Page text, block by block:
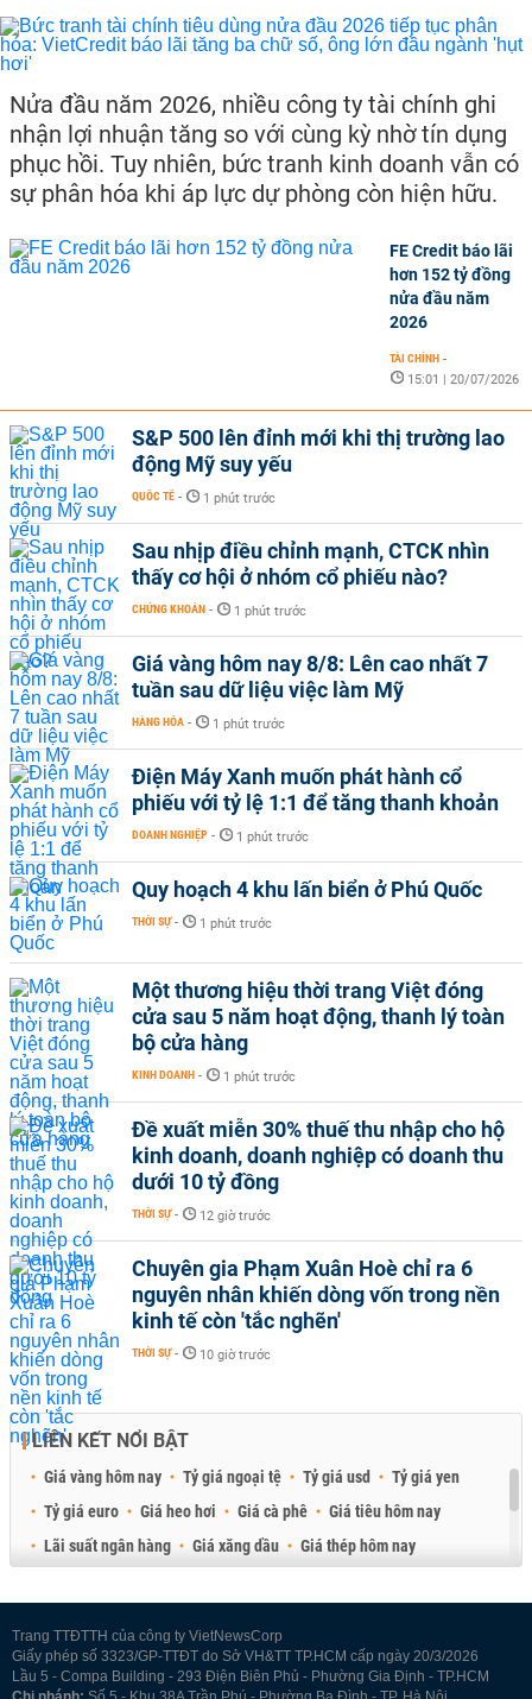
Nửa đầu năm 2026, nhiều công ty tài chính ghi
nhận lợi nhuận tăng so với cùng kỳ nhờ tín dụng
phục hồi. Tuy nhiên, bức tranh kinh doanh vẫn có
sự phân hóa khi áp lực dự phòng còn hiện hữu.
FE Credit báo lãi
hơn 152 tỷ đồng
nửa đầu năm
2026
TÀI CHÍNH -
15:01 | 20/07/2026
S&P 500 lên đỉnh mới khi thị trường lao
động Mỹ suy yếu
QUỐC TẾ - 1 phút trước
Sau nhịp điều chỉnh mạnh, CTCK nhìn
thấy cơ hội ở nhóm cổ phiếu nào?
CHỨNG KHOÁN - 1 phút trước
Giá vàng hôm nay 8/8: Lên cao nhất 7
tuần sau dữ liệu việc làm Mỹ
HÀNG HÓA - 1 phút trước
Điện Máy Xanh muốn phát hành cổ
phiếu với tỷ lệ 1:1 để tăng thanh khoản
DOANH NGHIỆP - 1 phút trước
Quy hoạch 4 khu lấn biển ở Phú Quốc
THỜI SỰ - 1 phút trước
Một thương hiệu thời trang Việt đóng
cửa sau 5 năm hoạt động, thanh lý toàn
bộ cửa hàng
KINH DOANH - 1 phút trước
Đề xuất miễn 30% thuế thu nhập cho hộ
kinh doanh, doanh nghiệp có doanh thu
dưới 10 tỷ đồng
THỜI SỰ - 12 giờ trước
Chuyên gia Phạm Xuân Hoè chỉ ra 6
nguyên nhân khiến dòng vốn trong nền
kinh tế còn 'tắc nghẽn'
THỜI SỰ - 10 giờ trước
LIÊN KẾT NỔI BẬT
Giá vàng hôm nay Tỷ giá ngoại tệ Tỷ giá usd
Tỷ giá yen
Tỷ giá euro
Giá heo hơi Giá cà phê
Giá tiêu hôm nay
Lãi suất ngân hàng
Giá xăng dầu
Giá thép hôm nay
Trang TTĐTTH của công ty VietNewsCorp
Giấy phép số 3323/GP-TTĐT do Sở VH&TT TP.HCM cấp ngày 20/3/2026
Lầu 5 - Compa Building - 293 Điện Biên Phủ - Phường Gia Định - TP.HCM